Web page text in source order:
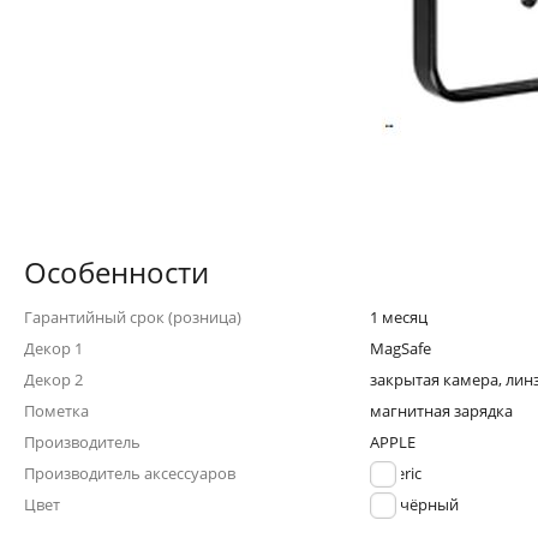
Особенности
Гарантийный срок (розница)
1 месяц
Декор 1
MagSafe
Декор 2
закрытая камера,
Пометка
магнитная зарядка
Производитель
APPLE
Производитель аксессуаров
generic
Цвет
чёрный